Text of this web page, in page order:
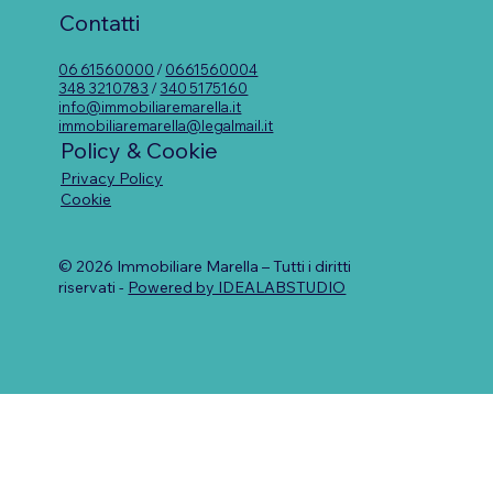
Contatti
06 61560000 /0661560004
348 3210783 /340 5175160
info@immobiliaremarella.it
immobiliaremarella@legalmail.it
Policy & Cookie
Privacy Policy
Cookie
© 2026 Immobiliare Marella – Tutti i diritti
riservati - Powered by IDEALABSTUDIO